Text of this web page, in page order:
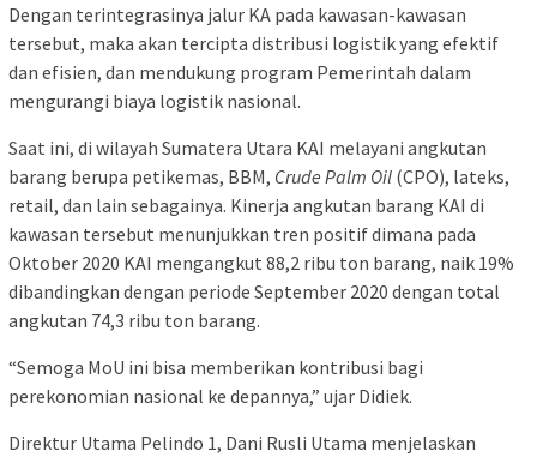
Dengan terintegrasinya jalur KA pada kawasan-kawasan
tersebut, maka akan tercipta distribusi logistik yang efektif
dan efisien, dan mendukung program Pemerintah dalam
mengurangi biaya logistik nasional.
Saat ini, di wilayah Sumatera Utara KAI melayani angkutan
barang berupa petikemas, BBM, Crude Palm Oil (CPO), lateks,
retail, dan lain sebagainya. Kinerja angkutan barang KAI di
kawasan tersebut menunjukkan tren positif dimana pada
Oktober 2020 KAI mengangkut 88,2 ribu ton barang, naik 19%
dibandingkan dengan periode September 2020 dengan total
angkutan 74,3 ribu ton barang.
“Semoga MoU ini bisa memberikan kontribusi bagi
perekonomian nasional ke depannya,” ujar Didiek.
Direktur Utama Pelindo 1, Dani Rusli Utama menjelaskan